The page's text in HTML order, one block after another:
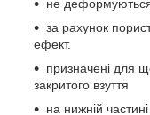
не
за рахунок
ефект.
призначені для
закритого взуття
на нижній